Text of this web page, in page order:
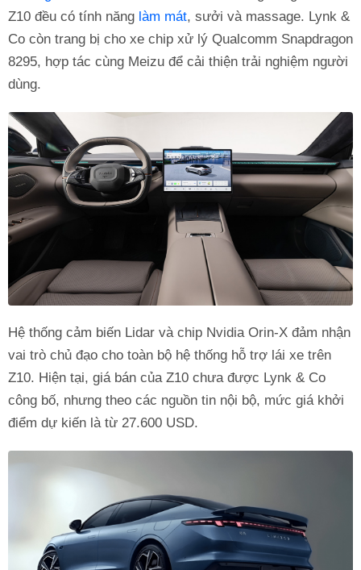
Z10 đều có tính năng làm mát, sưởi và massage. Lynk &
Co còn trang bị cho xe chip xử lý Qualcomm Snapdragon
8295, hợp tác cùng Meizu để cải thiện trải nghiệm người
dùng.
Hệ thống cảm biến Lidar và chip Nvidia Orin-X đảm nhận
vai trò chủ đạo cho toàn bộ hệ thống hỗ trợ lái xe trên
Z10. Hiện tại, giá bán của Z10 chưa được Lynk & Co
công bố, nhưng theo các nguồn tin nội bộ, mức giá khởi
điểm dự kiến là từ 27.600 USD.